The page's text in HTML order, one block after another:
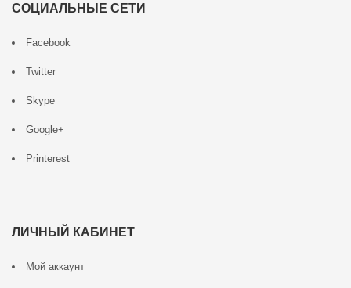
СОЦИАЛЬНЫЕ СЕТИ
Facebook
Twitter
Skype
Google+
Printerest
ЛИЧНЫЙ КАБИНЕТ
Мой аккаунт